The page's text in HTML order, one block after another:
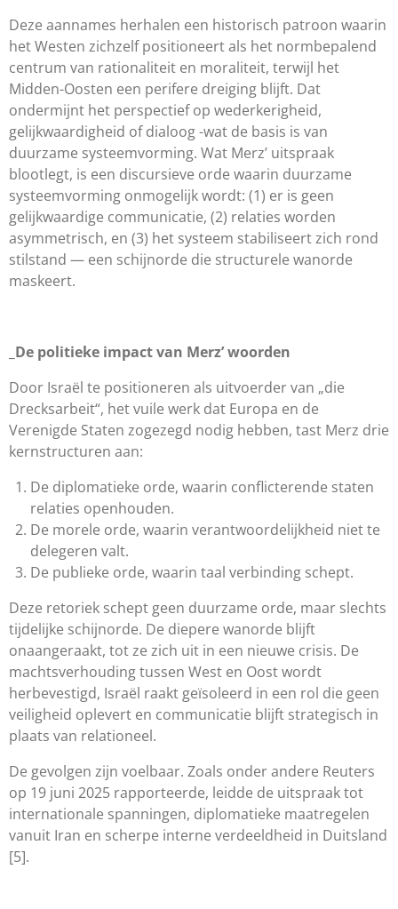
Deze aannames herhalen een historisch patroon waarin
het Westen zichzelf positioneert als het normbepalend
centrum van rationaliteit en moraliteit, terwijl het
Midden-Oosten een perifere dreiging blijft. Dat
ondermijnt het perspectief op wederkerigheid,
gelijkwaardigheid of dialoog -wat de basis is van
duurzame systeemvorming. Wat Merz’ uitspraak
blootlegt, is een discursieve orde waarin duurzame
systeemvorming onmogelijk wordt: (1) er is geen
gelijkwaardige communicatie, (2) relaties worden
asymmetrisch, en (3) het systeem stabiliseert zich rond
stilstand — een schijnorde die structurele wanorde
maskeert.
_De politieke impact van Merz’ woorden
Door Israël te positioneren als uitvoerder van „die
Drecksarbeit“, het vuile werk dat Europa en de
Verenigde Staten zogezegd nodig hebben, tast Merz drie
kernstructuren aan:
De diplomatieke orde, waarin conflicterende staten
relaties openhouden.
De morele orde, waarin verantwoordelijkheid niet te
delegeren valt.
De publieke orde, waarin taal verbinding schept.
Deze retoriek schept geen duurzame orde, maar slechts
tijdelijke schijnorde. De diepere wanorde blijft
onaangeraakt, tot ze zich uit in een nieuwe crisis. De
machtsverhouding tussen West en Oost wordt
herbevestigd, Israël raakt geïsoleerd in een rol die geen
veiligheid oplevert en communicatie blijft strategisch in
plaats van relationeel.
De gevolgen zijn voelbaar. Zoals onder andere Reuters
op 19 juni 2025 rapporteerde, leidde de uitspraak tot
internationale spanningen, diplomatieke maatregelen
vanuit Iran en scherpe interne verdeeldheid in Duitsland
[5].